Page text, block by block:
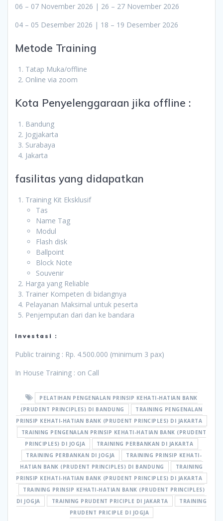
06 – 07 November 2026 | 26 – 27 November 2026
04 – 05 Desember 2026 | 18 – 19 Desember 2026
Metode Training
Tatap Muka/offline
Online via zoom
Kota Penyelenggaraan jika offline :
Bandung
Jogjakarta
Surabaya
Jakarta
fasilitas yang didapatkan
Training Kit Eksklusif
Tas
Name Tag
Modul
Flash disk
Ballpoint
Block Note
Souvenir
Harga yang Reliable
Trainer Kompeten di bidangnya
Pelayanan Maksimal untuk peserta
Penjemputan dari dan ke bandara
Investasi :
Public training : Rp. 4.500.000 (minimum 3 pax)
In House Training : on Call
PELATIHAN PENGENALAN PRINSIP KEHATI-HATIAN BANK
(PRUDENT PRINCIPLES) DI BANDUNG
TRAINING PENGENALAN
PRINSIP KEHATI-HATIAN BANK (PRUDENT PRINCIPLES) DI JAKARTA
TRAINING PENGENALAN PRINSIP KEHATI-HATIAN BANK (PRUDENT
PRINCIPLES) DI JOGJA
TRAINING PERBANKAN DI JAKARTA
TRAINING PERBANKAN DI JOGJA
TRAINING PRINSIP KEHATI-
HATIAN BANK (PRUDENT PRINCIPLES) DI BANDUNG
TRAINING
PRINSIP KEHATI-HATIAN BANK (PRUDENT PRINCIPLES) DI JAKARTA
TRAINING PRINSIP KEHATI-HATIAN BANK (PRUDENT PRINCIPLES)
DI JOGJA
TRAINING PRUDENT PRICIPLE DI JAKARTA
TRAINING
PRUDENT PRICIPLE DI JOGJA